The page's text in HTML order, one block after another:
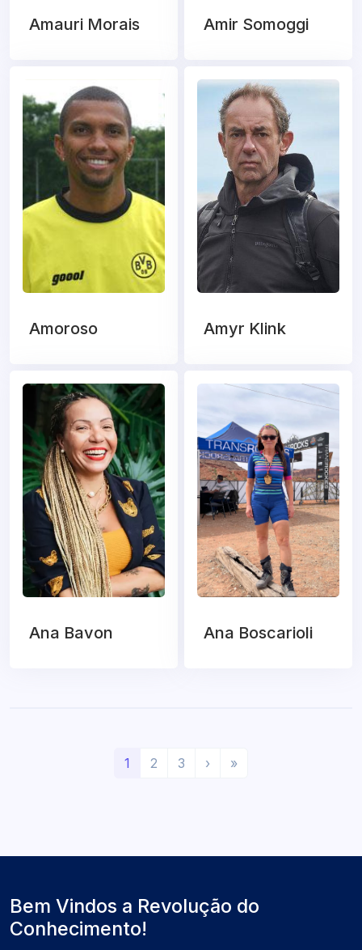
Amauri Morais Amir Somoggi
Amoroso Amyr Klink
Ana Bavon Ana Boscarioli
1
l
2 3 ›
m
»
o
Bem Vindos a Revolução do
Conhecimento!